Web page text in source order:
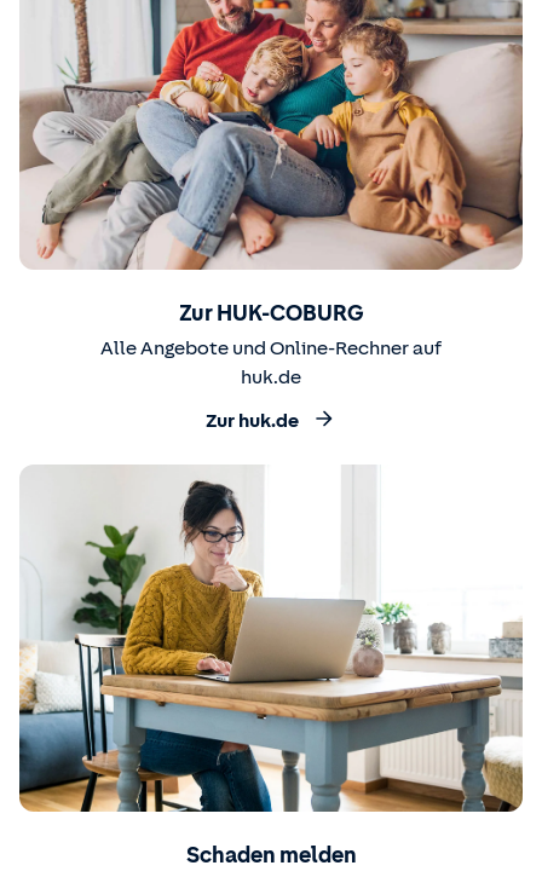
Zur HUK-COBURG
Alle Angebote und Online-Rechner auf
huk.de
Zur huk.de
Schaden melden